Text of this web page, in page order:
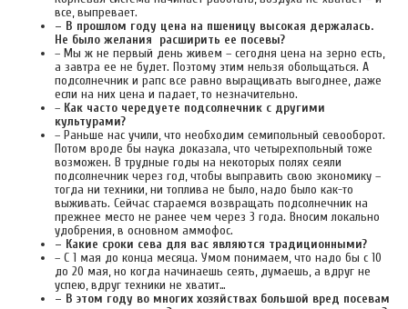
все, выпревает.
– В прошлом году цена на пшеницу высокая держалась.
Не было желания расширить ее посевы?
– Мы ж не первый день живем – сегодня цена на зерно есть,
а завтра ее не будет. Поэтому этим нельзя обольщаться. А
подсолнечник и рапс все равно выращивать выгоднее, даже
если на них цена и падает, то незначительно.
– Как часто чередуете подсолнечник с другими
культурами?
– Раньше нас учили, что необходим семипольный севооборот.
Потом вроде бы наука доказала, что четырехпольный тоже
возможен. В трудные годы на некоторых полях сеяли
подсолнечник через год, чтобы выправить свою экономику –
тогда ни техники, ни топлива не было, надо было как-то
выживать. Сейчас стараемся возвращать подсолнечник на
прежнее место не ранее чем через 3 года. Вносим локально
удобрения, в основном аммофос.
– Какие сроки сева для вас являются традиционными?
– С 1 мая до конца месяца. Умом понимаем, что надо бы с 10
до 20 мая, но когда начинаешь сеять, думаешь, а вдруг не
успею, вдруг техники не хватит…
– В этом году во многих хозяйствах большой вред посевам